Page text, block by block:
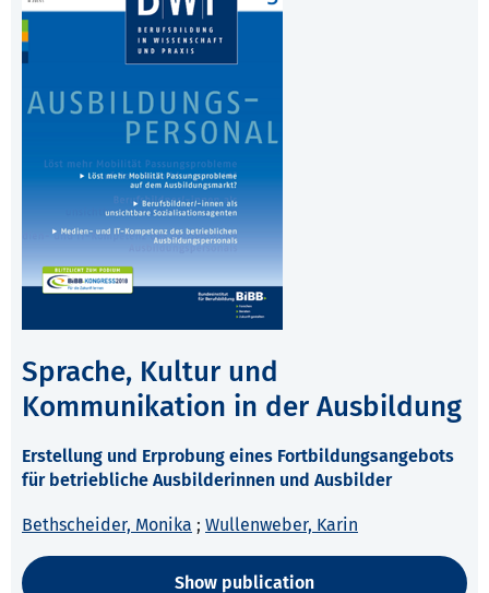
Sprache, Kultur und
Kommunikation in der Ausbildung
Erstellung und Erprobung eines Fortbildungsangebots
für betriebliche Ausbilderinnen und Ausbilder
Bethscheider, Monika ; Wullenweber, Karin
Show publication